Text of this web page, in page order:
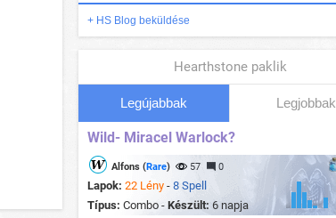
+ HS Blog beküldése
Hearthstone paklik
Legújabbak Legjobbak
Wild- Miracel Warlock?
Alfons (Rare) 57 0
Lapok: 22 Lény - 8 Spell
Típus: Combo - Készült: 6 napja